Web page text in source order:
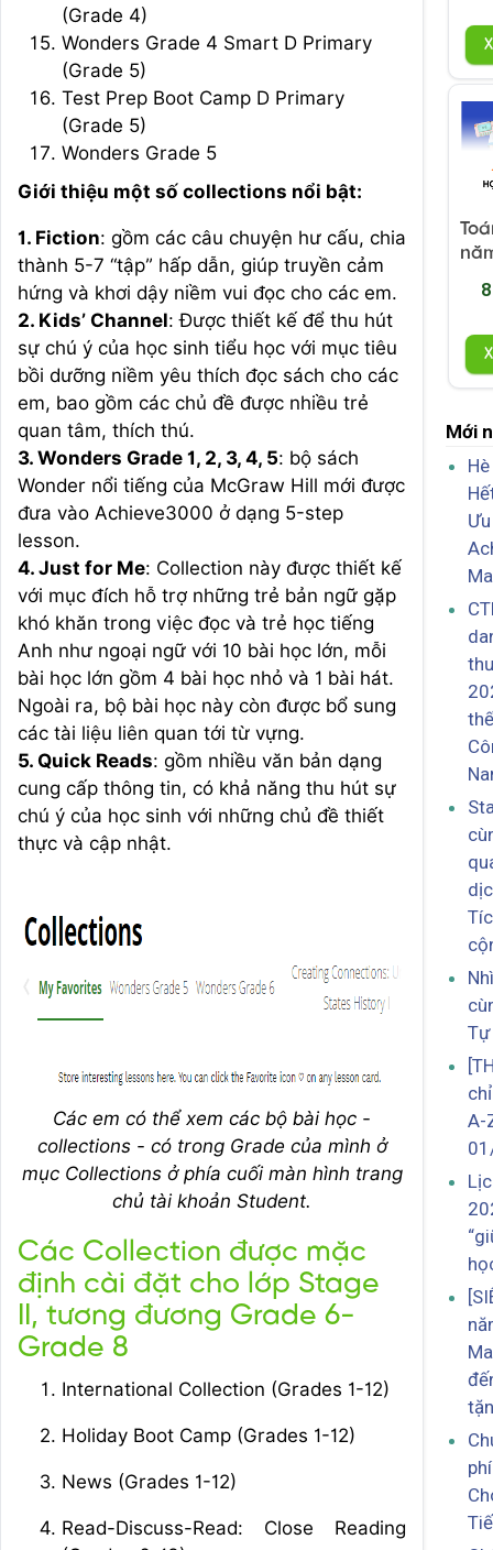
(Grade 4)
Wonders Grade 4 Smart D Primary
(Grade 5)
Test Prep Boot Camp D Primary
(Grade 5)
Wonders Grade 5
Giới thiệu một số collections nổi bật:
1. Fiction: gồm các câu chuyện hư cấu, chia
thành 5-7 “tập” hấp dẫn, giúp truyền cảm
hứng và khơi dậy niềm vui đọc cho các em.
2. Kids’ Channel: Được thiết kế để thu hút
sự chú ý của học sinh tiểu học với mục tiêu
bồi dưỡng niềm yêu thích đọc sách cho các
em, bao gồm các chủ đề được nhiều trẻ
quan tâm, thích thú.
3. Wonders Grade 1, 2, 3, 4, 5: bộ sách
Wonder nổi tiếng của McGraw Hill mới được
đưa vào Achieve3000 ở dạng 5-step
lesson.
4. Just for Me: Collection này được thiết kế
với mục đích hỗ trợ những trẻ bản ngữ gặp
khó khăn trong việc đọc và trẻ học tiếng
Anh như ngoại ngữ với 10 bài học lớn, mỗi
bài học lớn gồm 4 bài học nhỏ và 1 bài hát.
Ngoài ra, bộ bài học này còn được bổ sung
các tài liệu liên quan tới từ vựng.
5. Quick Reads: gồm nhiều văn bản dạng
cung cấp thông tin, có khả năng thu hút sự
chú ý của học sinh với những chủ đề thiết
thực và cập nhật.
Các em có thể xem các bộ bài học -
collections - có trong Grade của mình ở
mục Collections ở phía cuối màn hình trang
chủ tài khoản Student.
Các Collection được mặc
định cài đặt cho lớp Stage
II, tương đương Grade 6-
Grade 8
International Collection (Grades 1-12)
Holiday Boot Camp (Grades 1-12)
News (Grades 1-12)
Read-Discuss-Read: Close Reading
Mới
A-